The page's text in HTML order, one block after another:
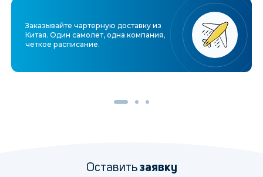
Заказывайте чартерную доставку из
Китая. Один самолет, одна компания,
четкое расписание.
Оставитьзаявку